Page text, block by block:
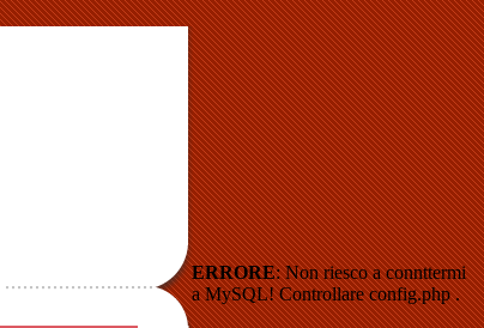
ERRORE: Non riesco a connttermi
a MySQL! Controllare config.php .